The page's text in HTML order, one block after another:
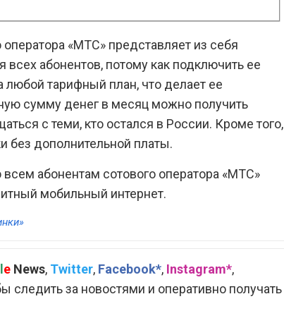
«МТС» представляет из себя
абонентов, потому как подключить ее
тарифный план, что делает ее
сумму денег в месяц можно получить
с теми, кто остался в России. Кроме того,
без дополнительной платы.
всем абонентам сотового оператора «МТС»
мобильный интернет.
le News, Twitter, Facebook*, Instagram*,
следить за новостями и оперативно получать